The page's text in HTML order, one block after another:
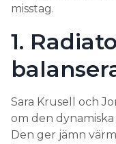
misstag.
1.
Sara Krusell och
om den
Den ger jämn